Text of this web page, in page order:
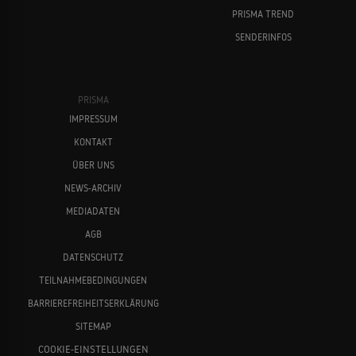
PRISMA TREND
SENDERINFOS
PRISMA
IMPRESSUM
KONTAKT
ÜBER UNS
NEWS-ARCHIV
MEDIADATEN
AGB
DATENSCHUTZ
TEILNAHMEBEDINGUNGEN
BARRIEREFREIHEITSERKLÄRUNG
SITEMAP
COOKIE-EINSTELLUNGEN